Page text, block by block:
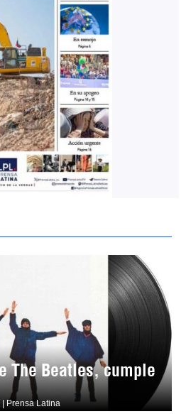
The Beatles, cumple
Prensa Latina